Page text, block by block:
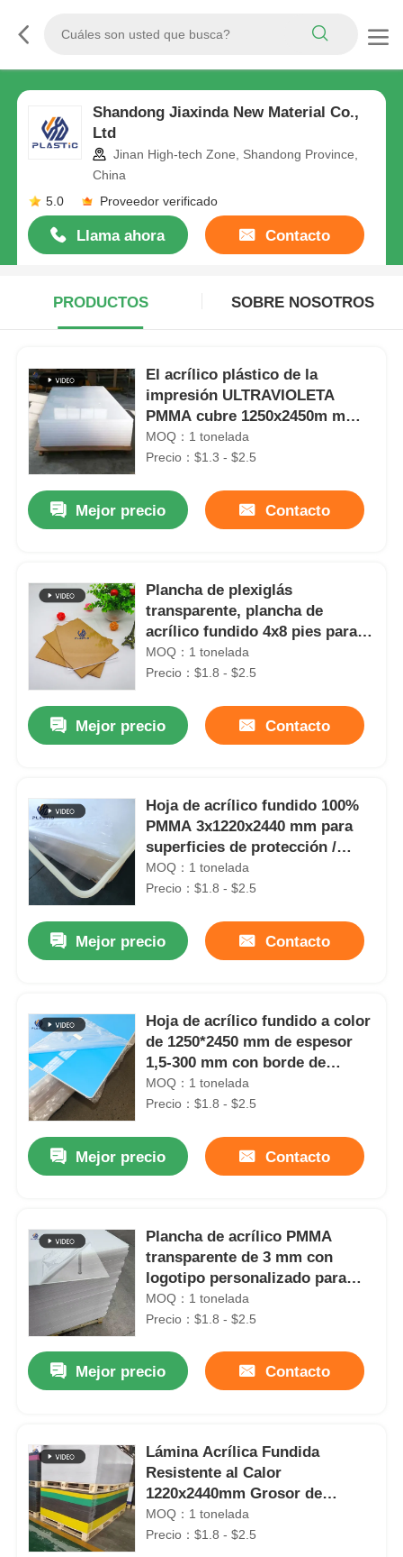
Shandong Jiaxinda New Material Co.,
Ltd
Jinan High-tech Zone, Shandong Province,
China
5.0
Proveedor verificado
Llama ahora Contacto
PRODUCTOS SOBRE NOSOTROS
El acrílico plástico de la
impresión ULTRAVIOLETA
PMMA cubre 1250x2450m m
transparente
MOQ：1 tonelada
Precio：$1.3 - $2.5
Mejor precio Contacto
Plancha de plexiglás
transparente, plancha de
acrílico fundido 4x8 pies para
muebles
MOQ：1 tonelada
Precio：$1.8 - $2.5
Mejor precio Contacto
Hoja de acrílico fundido 100%
PMMA 3x1220x2440 mm para
superficies de protección /
tabletas
MOQ：1 tonelada
Precio：$1.8 - $2.5
Mejor precio Contacto
Hoja de acrílico fundido a color
de 1250*2450 mm de espesor
1,5-300 mm con borde de
plástico
MOQ：1 tonelada
Precio：$1.8 - $2.5
Mejor precio Contacto
Plancha de acrílico PMMA
transparente de 3 mm con
logotipo personalizado para
publicidad
MOQ：1 tonelada
Precio：$1.8 - $2.5
Mejor precio Contacto
Lámina Acrílica Fundida
Resistente al Calor
1220x2440mm Grosor de
1.5mm-300mm
MOQ：1 tonelada
Precio：$1.8 - $2.5